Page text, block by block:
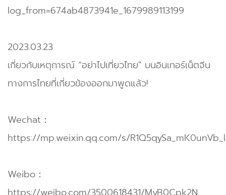
log_from=674ab4873941e_1679989113199
2023.03.23
เกี่ยวกับเหตุการณ์ “อย่าไปเที่ยวไทย" บนอินเทอร์เน็ตจีน
ทางการไทยที่เกี่ยวข้องออกมาพูดแล้ว!
Wechat：
https://mp.weixin.qq.com/s/
Weibo：